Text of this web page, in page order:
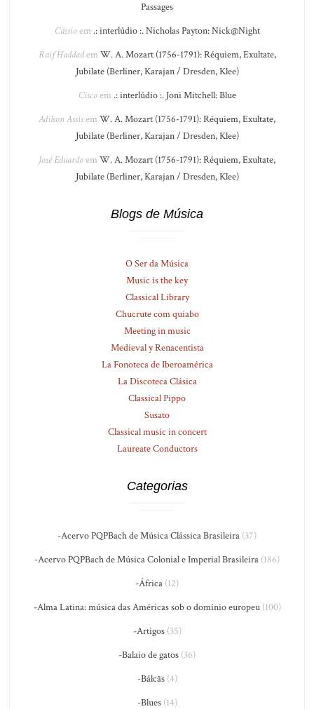
Passages
Cássioem .: interlúdio :. Nicholas Payton: Nick@Night
Raif Haddadem W. A. Mozart (1756-1791): Réquiem, Exultate,
Jubilate (Berliner, Karajan / Dresden, Klee)
Ciscoem .: interlúdio :. Joni Mitchell: Blue
Adilson Assisem W. A. Mozart (1756-1791): Réquiem, Exultate,
Jubilate (Berliner, Karajan / Dresden, Klee)
José Eduardoem W. A. Mozart (1756-1791): Réquiem, Exultate,
Jubilate (Berliner, Karajan / Dresden, Klee)
Blogs de Música
O Ser da Música
Music is the key
Classical Library
Chucrute com quiabo
Meeting in music
Medieval y Renacentista
La Fonoteca de Iberoamérica
La Discoteca Clásica
Classical Pippo
Susato
Classical music in concert
Laureate Conductors
Categorias
-Acervo PQPBach de Música Clássica Brasileira (37)
-Acervo PQPBach de Música Colonial e Imperial Brasileira (186)
-África (12)
-Alma Latina: música das Américas sob o domínio europeu(100)
-Artigos(35)
-Balaio de gatos (36)
-Bálcãs(4)
-Blues(14)